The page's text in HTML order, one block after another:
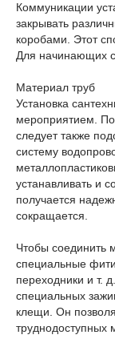
Коммуникации
закрывать
коробами. Этот
Для начинающих
Материал труб
Установка
мероприятием.
следует также
систему
устанавливать и
получается
сокращается.
Чтобы соединить
специальные
переходники и т.
специальных
клещи. Он
труднодоступных